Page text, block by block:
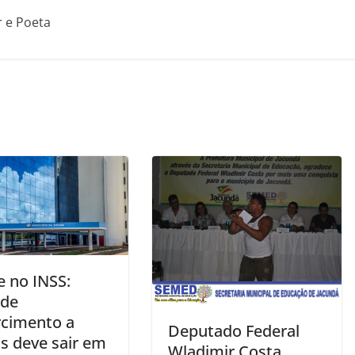
e Poeta
no INSS:
a
deve sair em
Deputado Federal